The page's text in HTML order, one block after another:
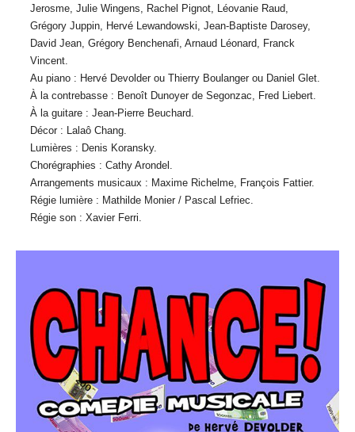
Jerosme, Julie Wingens, Rachel Pignot, Léovanie Raud,
Grégory Juppin, Hervé Lewandowski, Jean-Baptiste Darosey,
David Jean, Grégory Benchenafi, Arnaud Léonard, Franck
Vincent.
Au piano : Hervé Devolder ou Thierry Boulanger ou Daniel Glet.
À la contrebasse : Benoît Dunoyer de Segonzac, Fred Liebert.
À la guitare : Jean-Pierre Beuchard.
Décor : Lalaô Chang.
Lumières : Denis Koransky.
Chorégraphies : Cathy Arondel.
Arrangements musicaux : Maxime Richelme, François Fattier.
Régie lumière : Mathilde Monier / Pascal Lefriec.
Régie son : Xavier Ferri.